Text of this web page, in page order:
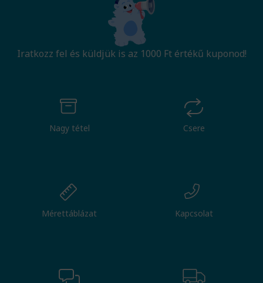
Iratkozz fel és küldjük is az 1000 Ft értékű kuponod!
Nagy tétel Csere
Mérettáblázat Kapcsolat